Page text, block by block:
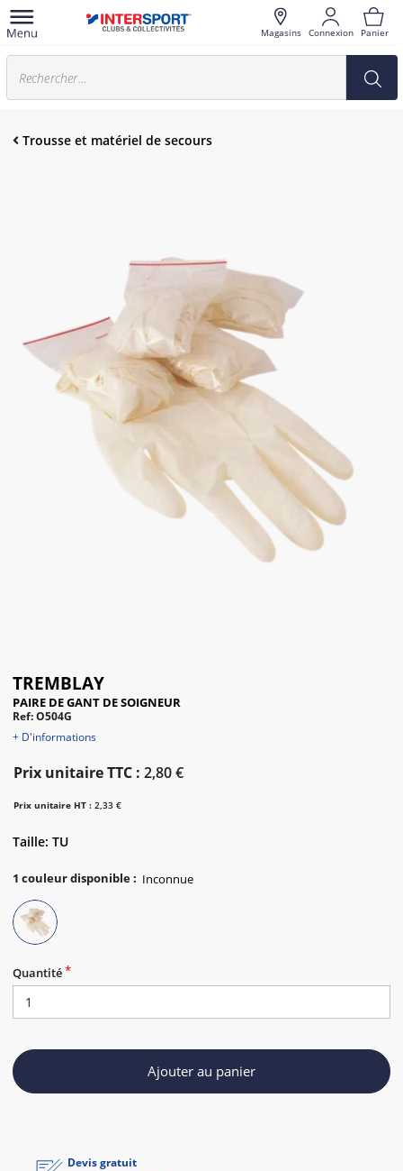
Magasins Connexion Panier
Trousse et matériel de secours
TREMBLAY
PAIRE DE GANT DE SOIGNEUR
Ref: O504G
+ D'informations
Prix unitaire TTC : 2,80 €
Prix unitaire HT : 2,33 €
Taille: TU
1 couleur disponible:
Quantité
Ajouter au panier
Devis gratuit